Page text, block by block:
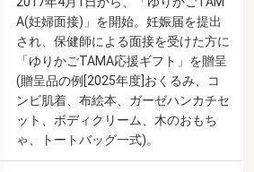
A(妊婦面接)」を開始。妊娠届を提出
され、保健師による面接を受けた方に
「ゆりかごTAMA応援ギフト」を贈呈
(贈呈品の例[2025年度]おくるみ、コ
ンビ肌着、布絵本、ガーゼハンカチセ
ット、ボディクリーム、木のおもち
ゃ、トートバッグ一式)。